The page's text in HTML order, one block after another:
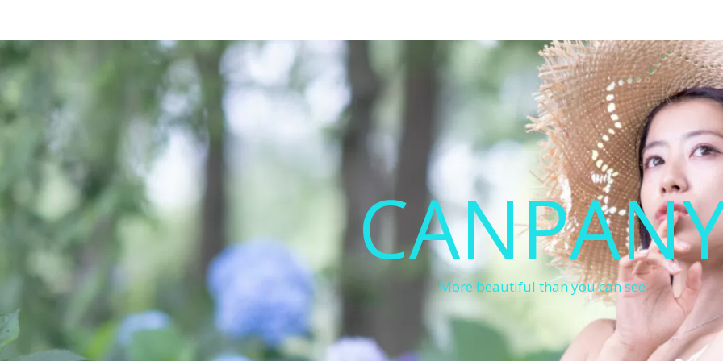
More beautiful than you can see